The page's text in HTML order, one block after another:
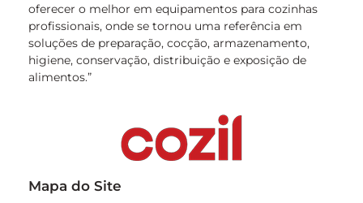
oferecer o melhor em equipamentos para cozinhas
profissionais, onde se tornou uma referência em
soluções de preparação, cocção, armazenamento,
higiene, conservação, distribuição e exposição de
alimentos.”
Mapa do Site